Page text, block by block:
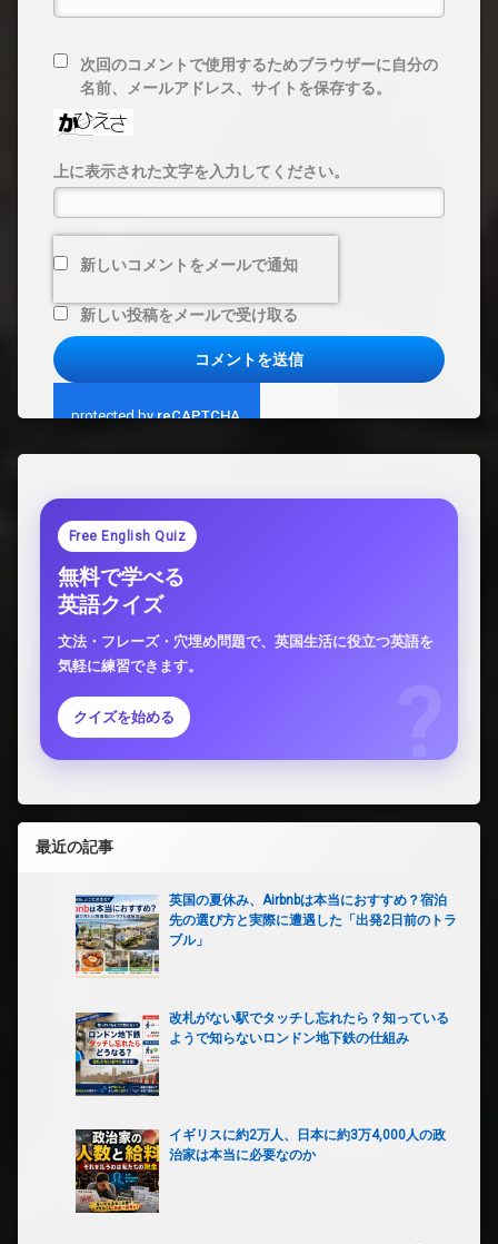
次回のコメントで使用するためブラウザーに自分の
名前、メールアドレス、サイトを保存する。
上に表示された文字を入力してください。
新しいコメントをメールで通知
新しい投稿をメールで受け取る
Free English Quiz
無料で学べる
英語クイズ
文法・フレーズ・穴埋め問題で、英国生活に役立つ英語を
気軽に練習できます。
クイズを始める
最近の記事
英国の夏休み、Airbnbは本当におすすめ？宿泊
先の選び方と実際に遭遇した「出発2日前のトラ
ブル」
改札がない駅でタッチし忘れたら？知っている
ようで知らないロンドン地下鉄の仕組み
イギリスに約2万人、日本に約3万4,000人の政
治家は本当に必要なのか